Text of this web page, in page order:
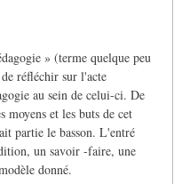
» (terme quelque peu
réfléchir sur l'acte
au sein de celui-ci. De
moyens et les buts de cet
partie le basson. L'entré
un savoir -faire, une
donné.